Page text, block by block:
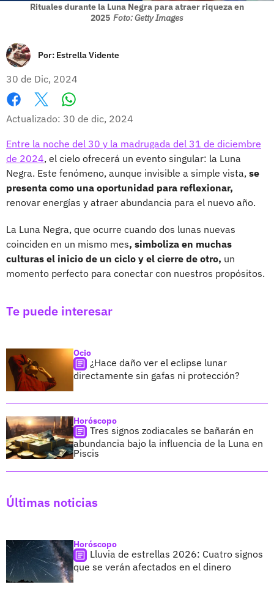
Rituales durante la Luna Negra para atraer riqueza en
2025 Foto: Getty Images
Por: Estrella Vidente
30 de Dic, 2024
Facebook
X
Actualizado: 30 de dic, 2024
Entre la noche del 30 y la madrugada del 31 de diciembre
de 2024, el cielo ofrecerá un evento singular: la Luna
Negra. Este fenómeno, aunque invisible a simple vista, se
presenta como una oportunidad para reflexionar,
renovar energías y atraer abundancia para el nuevo año.
La Luna Negra, que ocurre cuando dos lunas nuevas
coinciden en un mismo mes, simboliza en muchas
culturas el inicio de un ciclo y el cierre de otro, un
momento perfecto para conectar con nuestros propósitos.
Te puede interesar
Ocio
¿Hace daño ver el eclipse lunar
directamente sin gafas ni protección?
Horóscopo
Tres signos zodiacales se bañarán en
abundancia bajo la influencia de la Luna en
Piscis
Últimas noticias
Horóscopo
Lluvia de estrellas 2026: Cuatro signos
que se verán afectados en el dinero